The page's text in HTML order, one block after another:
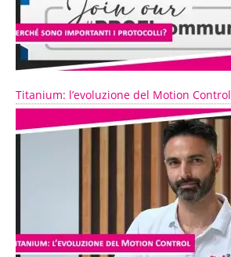
Titanium: l’evoluzione del Motion Control